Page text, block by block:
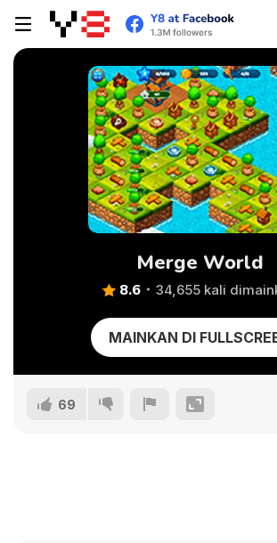
Merge World
8.6 34,655 kali
MAINKAN DI
69